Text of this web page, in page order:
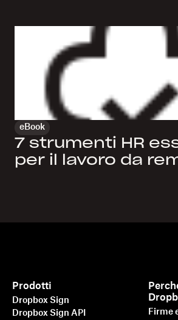
eBook
7 strumenti HR
per il lavoro da
Prodotti
Dropbox Sign
Dropbox Sign API
Firme